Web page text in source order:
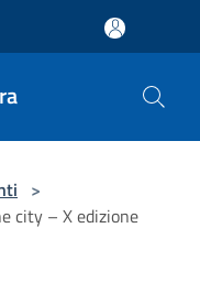
>
city – X edizione